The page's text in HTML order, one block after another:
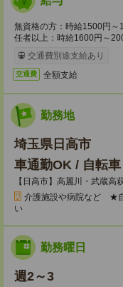
無資格の方：時給1500円～
任者以上：時給1600円～
交通費別途支給あり
交通費 全額支給
勤務地
埼玉県日高市
車通勤OK / 自転
【日高市】高麗川・武蔵高
介護施設や病院など ★
い
勤務曜日
週2～3